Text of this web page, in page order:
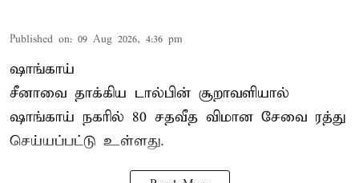
Published on: 09 Aug 2026, 4:36 pm
ஷாங்காய்
சீனாவை தாக்கிய டால்பின் சூறாவளியால்
ஷாங்காய் நகரில் 80 சதவீத விமான சேவை ரத்து
செய்யப்பட்டு உள்ளது.